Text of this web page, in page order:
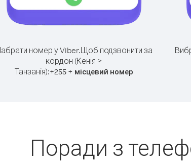
номер у Viber.Щоб подзвонити за
кордон (Кенія >
Танзанія):+255 + місцевий номер
Поради з